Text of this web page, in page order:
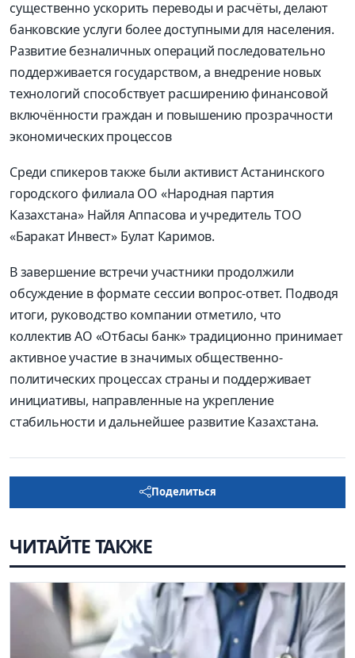
существенно ускорить переводы и расчёты, делают
банковские услуги более доступными для населения.
Развитие безналичных операций последовательно
поддерживается государством, а внедрение новых
технологий способствует расширению финансовой
включённости граждан и повышению прозрачности
экономических процессов
Среди спикеров также были активист Астанинского
городского филиала ОО «Народная партия
Казахстана» Найля Аппасова и учредитель ТОО
«Баракат Инвест» Булат Каримов.
В завершение встречи участники продолжили
обсуждение в формате сессии вопрос-ответ. Подводя
итоги, руководство компании отметило, что
коллектив АО «Отбасы банк» традиционно принимает
активное участие в значимых общественно-
политических процессах страны и поддерживает
инициативы, направленные на укрепление
стабильности и дальнейшее развитие Казахстана.
Поделиться
ЧИТАЙТЕ ТАКЖЕ